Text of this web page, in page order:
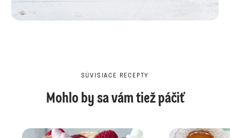
SÚVISIACE RECEPTY
Mohlo by sa vám tiež páčiť